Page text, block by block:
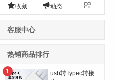
收藏 动态 
客服中心
热销商品排行
1
usb转Typec转接